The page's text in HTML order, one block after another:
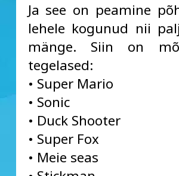
Ja see on peamine
lehele kogunud nii
mänge. Siin on
tegelased:
• Super Mario
• Sonic
• Duck Shooter
• Super Fox
• Meie seas